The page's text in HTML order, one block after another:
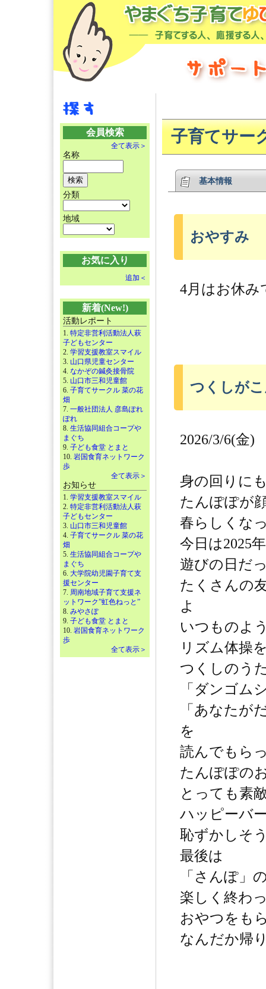
会員検索
全て表示＞
名称
分類
地域
お気に入り
追加＜
新着(New!)
活動レポート
1. 特定非営利活動法人萩
子どもセンター
2. 学習支援教室スマイル
3. 山口県児童センター
4. なかぞの鍼灸接骨院
5. 山口市三和児童館
6. 子育てサークル 菜の花
畑
7. 一般社団法人 彦島ぽれ
ぽれ
8. 生活協同組合コープや
まぐち
9. 子ども食堂 とまと
10. 岩国食育ネットワーク
歩
全て表示＞
お知らせ
1. 学習支援教室スマイル
2. 特定非営利活動法人萩
子どもセンター
3. 山口市三和児童館
4. 子育てサークル 菜の花
畑
5. 生活協同組合コープや
まぐち
6. 大学院幼児園子育て支
援センター
7. 周南地域子育て支援ネ
ットワーク”虹色ねっと”
8. みやさぽ
9. 子ども食堂 とまと
10. 岩国食育ネットワーク
歩
全て表示＞
子育てサー
基本情報
おやすみ
4月はお休み
つくしが
2026/3/6(金)
身の回りに
たんぽぽが
春らしくな
今日は2025
遊びの日だ
たくさんの
よ
いつものよ
リズム体操
つくしのう
「ダンゴム
「あなたが
を
読んでもら
たんぽぽの
とっても素
ハッピーバ
恥ずかしそ
最後は
「さんぽ」
楽しく終わ
おやつをも
なんだか帰